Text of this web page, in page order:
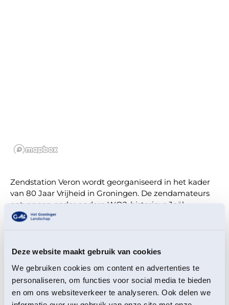
Deze website maakt gebruik van cookies
We gebruiken cookies om content en advertenties te
personaliseren, om functies voor social media te bieden
en om ons websiteverkeer te analyseren. Ook delen we
Zendstation Veron wordt georganiseerd in het kader
van 80 Jaar Vrijheid in Groningen. De zendamateurs
ontvangen onder andere WO2-historicus Joël
Stoppels. Stoppels zal vanaf het bunkerterrein via een
Eemsdelta Ben Visser.
De bunkers in Termunten maken onderdeel uit van de
Atlantikwall, een meer dan 5.000 kilometer lange
verdedigingslinie die de Duitsers langs de westkust
van Europa bouwden. De twee bunkers, een